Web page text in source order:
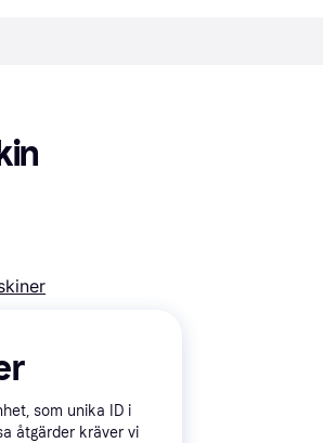
som unika ID i
åtgärder kräver vi